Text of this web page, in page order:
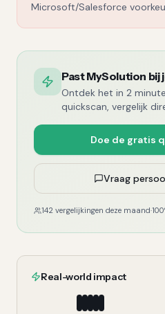
Microsoft/Salesforce
Past MySolution bij
Ontdek het in 2
quickscan, vergelijk
Doe de gratis
Vraag
142 vergelijkingen deze maand·
Real-world impact